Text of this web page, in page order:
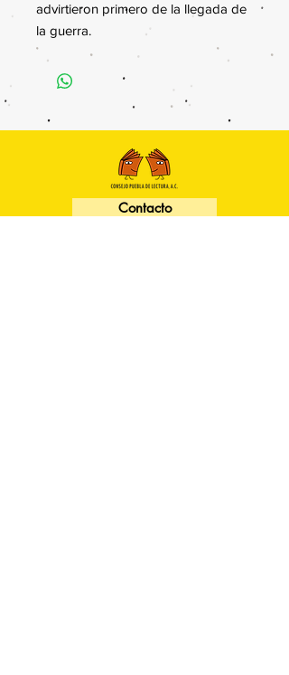
advirtieron primero de la llegada de
la guerra.
Contacto